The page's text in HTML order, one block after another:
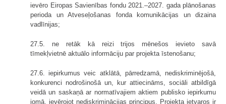
ievēro Eiropas Savienības fondu 2021.–2027. gada plānošanas
perioda un Atveseļošanas fonda komunikācijas un dizaina
vadlīnijas;
27.5. ne retāk kā reizi trijos mēnešos ievieto savā
tīmekļvietnē aktuālo informāciju par projekta īstenošanu;
27.6. iepirkumus veic atklātā, pārredzamā, nediskriminējošā,
konkurenci nodrošinošā un, kur attiecināms, sociāli atbildīgā
veidā un saskaņā ar normatīvajiem aktiem publisko iepirkumu
jomā, ievērojot nediskriminācijas principus. Projekta ietvaros ir